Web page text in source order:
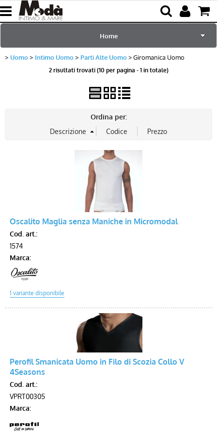
Home
per Lei
per Lui
Mare e Piscina
Bambini
Abbigliamento
Blog
Uomo Intimo Uomo Parti Alte Uomo Giromanica Uomo
2 risultati trovati (10 per pagina - 1 in totale)
Ordina per:
Oscalito Maglia senza Maniche in Micromodal
Cod. art.:
1574
Marca:
Perofil Smanicata Uomo in Filo di Scozia Collo V
4Seasons
Cod. art.:
VPRT00305
Marca: